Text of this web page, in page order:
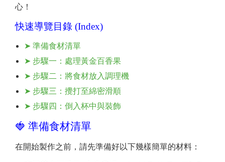
心！
快速導覽目錄 (Index)
➤ 準備食材清單
➤ 步驟一：處理黃金百香果
➤ 步驟二：將食材放入調理機
➤ 步驟三：攪打至綿密滑順
➤ 步驟四：倒入杯中與裝飾
🍓 準備食材清單
在開始製作之前，請先準備好以下幾樣簡單的材料：